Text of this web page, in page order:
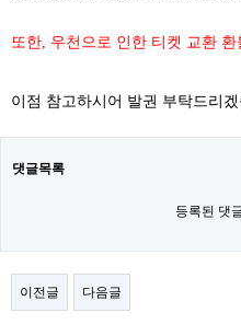
또한, 우천으로 인한 티켓 교환
이점 참고하시어 발권 부탁드리
댓글목록
등록된 댓
이전글 다음글